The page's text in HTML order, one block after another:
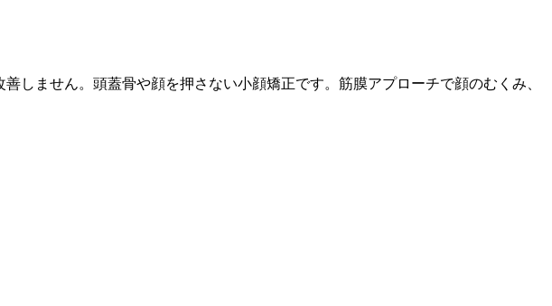
しません。頭蓋骨や顔を押さない小顔矯正です。筋膜アプローチで顔のむくみ、